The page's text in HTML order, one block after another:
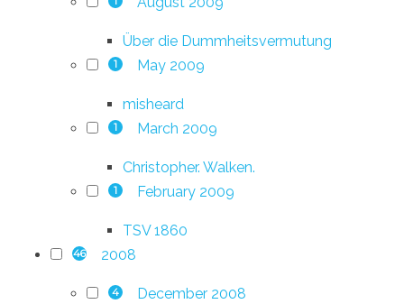
Über die Dummheitsvermutung
1 May 2009
misheard
1 March 2009
Christopher. Walken.
1 February 2009
TSV 1860
46 2008
4 December 2008